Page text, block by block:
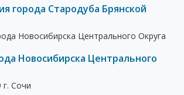
города Стародуба Брянской
Новосибирска Центрального